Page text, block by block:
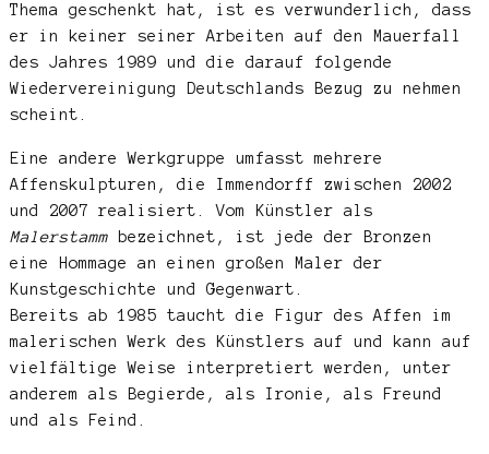
Thema geschenkt hat, ist es verwunderlich, dass
er in keiner seiner Arbeiten auf den Mauerfall
des Jahres 1989 und die darauf folgende
Wiedervereinigung Deutschlands Bezug zu nehmen
scheint.
Eine andere Werkgruppe umfasst mehrere
Affenskulpturen, die Immendorff zwischen 2002
und 2007 realisiert. Vom Künstler als
Malerstammbezeichnet, ist jede der Bronzen
eine Hommage an einen großen Maler der
Kunstgeschichte und Gegenwart.
Bereits ab 1985 taucht die Figur des Affen im
malerischen Werk des Künstlers auf und kann auf
vielfältige Weise interpretiert werden, unter
anderem als Begierde, als Ironie, als Freund
und als Feind.